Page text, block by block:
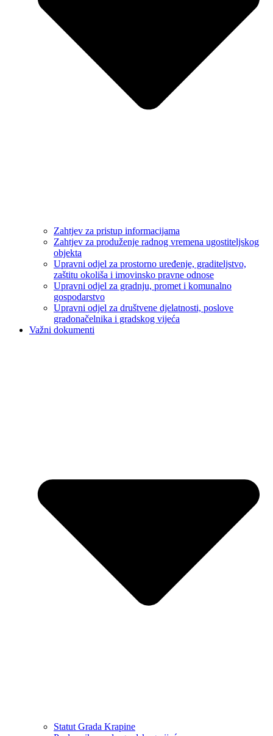
Zahtjev za pristup informacijama
Zahtjev za produženje radnog vremena ugostiteljskog
objekta
Upravni odjel za prostorno uređenje, graditeljstvo,
zaštitu okoliša i imovinsko pravne odnose
Upravni odjel za gradnju, promet i komunalno
gospodarstvo
Upravni odjel za društvene djelatnosti, poslove
gradonačelnika i gradskog vijeća
Važni dokumenti
Statut Grada Krapine